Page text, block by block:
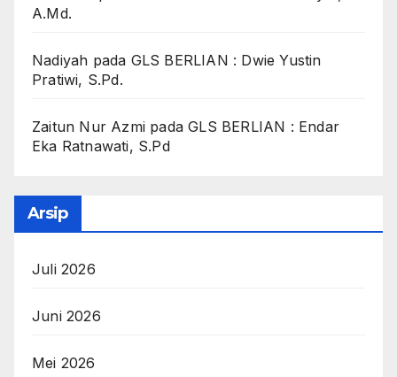
A.Md.
Nadiyah pada GLS BERLIAN : Dwie Yustin
Pratiwi, S.Pd.
Zaitun Nur Azmi padaGLS BERLIAN : Endar
Eka Ratnawati, S.Pd
Arsip
Juli 2026
Juni 2026
Mei 2026